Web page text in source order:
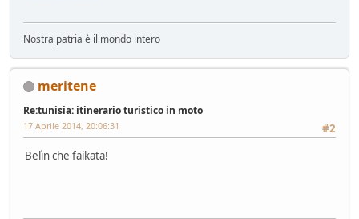
Nostra patria è il mondo intero
meritene
Re:tunisia: itinerario turistico in moto
#2
17 Aprile 2014, 20:06:31
Belìn che faikata!